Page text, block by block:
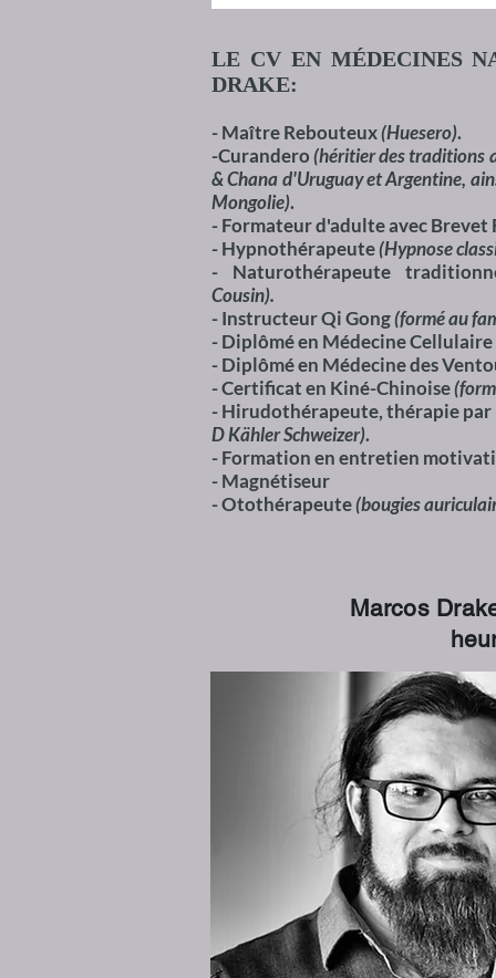
LE CV EN MÉDECINES
DRAKE:
- Maître Rebouteux(Huesero).
-Curandero(héritier des traditions
& Chana d'Uruguay et Argentine,
Mongolie).
- Formateur d'adulte avec Brevet
- Hypnothérapeute(Hypnose
- Naturothérapeute
Cousin).
- Instructeur Qi Gong(formé au
- Diplômé en Médecine Cellulaire
- Diplômé en Médecine des
- Certificat en Kiné-Chinoise
- Hirudothérapeute, thérapie par
D Kähler Schweizer).
- Formation en entretien
- Magnétiseur
- Otothérapeute(bougies
Marcos